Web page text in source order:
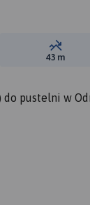
Suma
43 m
pustelni w